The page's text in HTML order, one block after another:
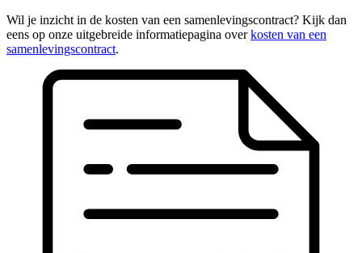
Wil je inzicht in de kosten van een samenlevingscontract? Kijk dan
eens op onze uitgebreide informatiepagina overkosten van een
samenlevingscontract.